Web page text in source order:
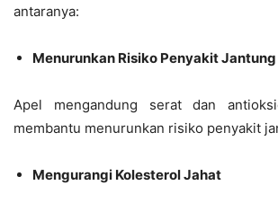
antaranya:
Menurunkan Risiko Penyakit Jantung
Apel mengandung serat dan
membantu menurunkan risiko penyakit
Mengurangi Kolesterol Jahat